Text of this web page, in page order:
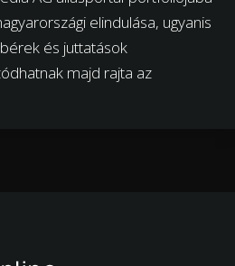
elindulása, ugyanis
és juttatások
majd rajta az